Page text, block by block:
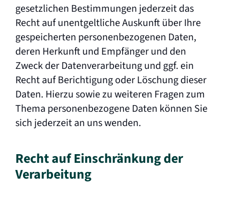
gesetzlichen Bestimmungen jederzeit das
Recht auf unentgeltliche Auskunft über Ihre
gespeicherten personenbezogenen Daten,
deren Herkunft und Empfänger und den
Zweck der Datenverarbeitung und ggf. ein
Recht auf Berichtigung oder Löschung dieser
Daten. Hierzu sowie zu weiteren Fragen zum
Thema personenbezogene Daten können Sie
sich jederzeit an uns wenden.
Recht auf Einschränkung der
Verarbeitung